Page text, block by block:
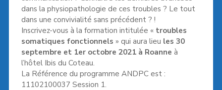
dans la physiopathologie de ces troubles ? Le tout
dans une convivialité sans précédent ? !
Inscrivez-vous à la formation intitulée « troubles
somatiques fonctionnels » qui aura lieu les 30
septembre et 1er octobre 2021 à Roanne à
l’hôtel Ibis du Coteau.
La Référence du programme ANDPC est :
11102100037 Session 1.